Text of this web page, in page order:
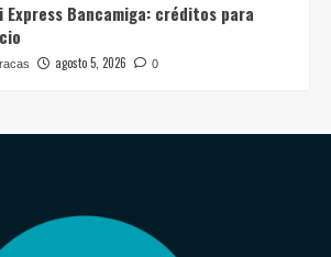
Express Bancamiga: créditos para
agosto 5, 2026 0